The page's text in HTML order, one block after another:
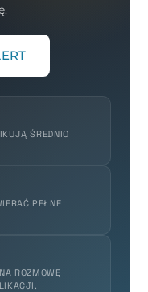
ŚREDNIO
PEŁNE
ROZMOWĘ